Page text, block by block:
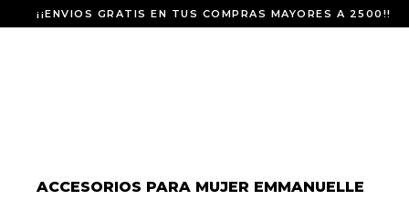
¡¡ENVIOS GRATIS EN TUS COMPRAS MAYORES A 2500!!
ACCESORIOS PARA MUJER EMMANUELLE